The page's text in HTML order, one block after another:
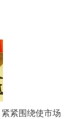
紧围绕使市场